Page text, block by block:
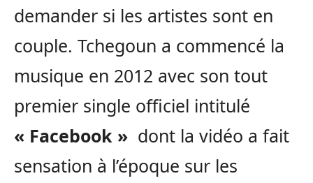
demander si les artistes sont en
couple. Tchegoun a commencé la
musique en 2012 avec son tout
premier single officiel intitulé
« Facebook » dont la vidéo a fait
sensation à l’époque sur les